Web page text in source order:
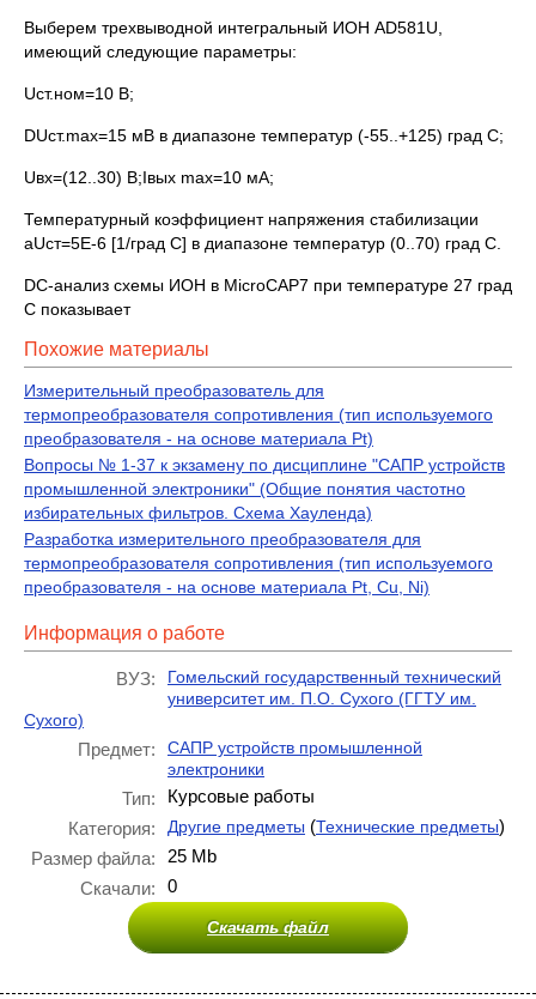
Выберем трехвыводной интегральный ИОН AD581U,
имеющий следующие параметры:
Uст.ном=10 В;
DUст.max=15 мВ в диапазоне температур (-55..+125) град С;
Uвх=(12..30) В;Iвых max=10 мА;
Температурный коэффициент напряжения стабилизации
aUст=5E-6 [1/град С] в диапазоне температур (0..70) град С.
DC-анализ схемы ИОН в MicroCAP7 при температуре 27 град
С показывает
Похожие материалы
Измерительный преобразователь для
термопреобразователя сопротивления (тип используемого
преобразователя - на основе материала Pt)
Вопросы № 1-37 к экзамену по дисциплине "САПР устройств
промышленной электроники" (Общие понятия частотно
избирательных фильтров. Схема Хауленда)
Разработка измерительного преобразователя для
термопреобразователя сопротивления (тип используемого
преобразователя - на основе материала Pt, Cu, Ni)
Информация о работе
ВУЗ:
Гомельский государственный технический
университет им. П.О. Сухого (ГГТУ им.
Сухого)
Предмет:
САПР устройств промышленной
электроники
Тип:
Курсовые работы
Категория:
Другие предметы (Технические предметы)
Размер файла:
25 Mb
Скачали:
0
Скачать файл